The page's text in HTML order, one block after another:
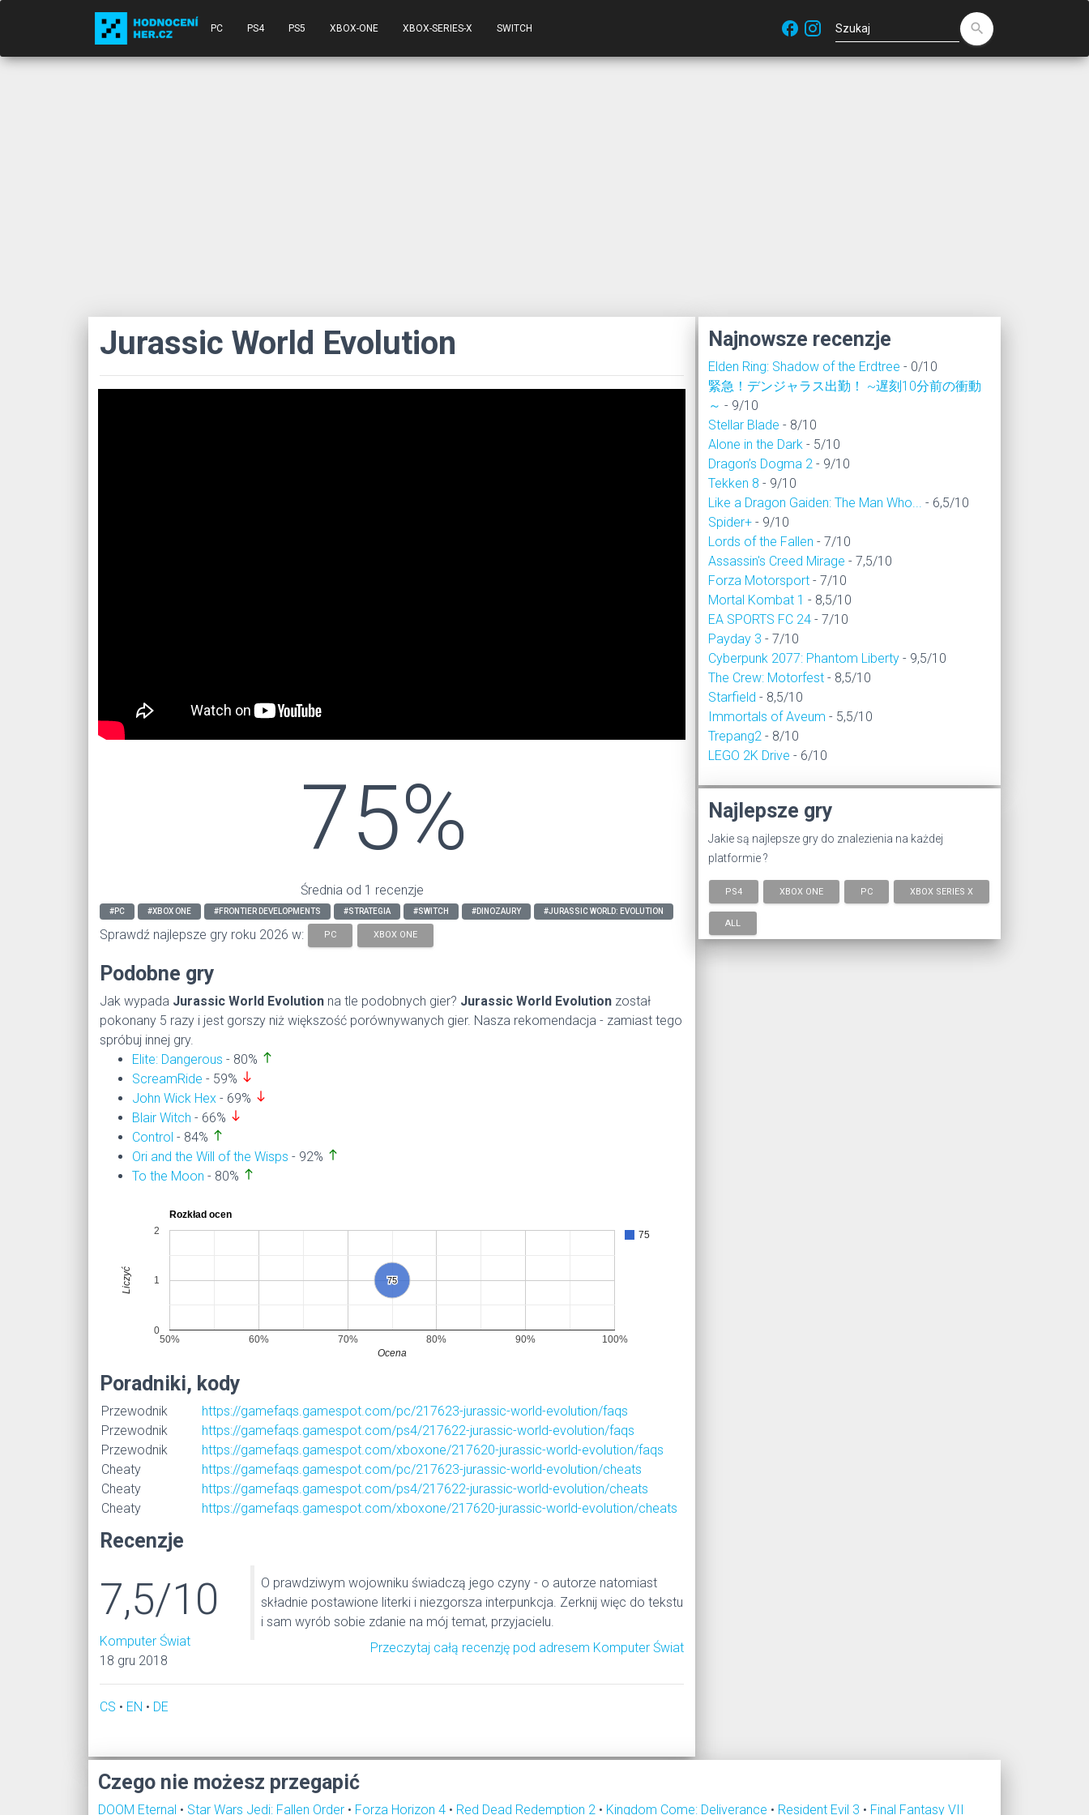
PC PS4 PS5 XBOX-ONE XBOX-SERIES-X SWITCH facebook search
Jurassic World Evolution
75%
Średnia od 1 recenzje
#PC #XBOX ONE #FRONTIER DEVELOPMENTS #STRATEGIA #SWITCH #DINOZAURY #JURASSIC WORLD: EVOLUTION
Sprawdź najlepsze gry roku 2026 w: PC XBOX ONE
Podobne gry
Jak wypada Jurassic World Evolution na tle podobnych gier? Jurassic World Evolution został
pokonany 5 razy i jest gorszy niż większość porównywanych gier. Nasza rekomendacja - zamiast tego
spróbuj innej gry.
Elite: Dangerous - 80% north
ScreamRide - 59% south
John Wick Hex - 69% south
Blair Witch - 66% south
Control - 84% north
Ori and the Will of the Wisps - 92% north
To the Moon - 80% north
Rozkład ocen
75
75
75
50% 60% 70% 80% 90% 100%
0
1
2
Ocena
Liczyć
Poradniki, kody
Przewodnik
https://gamefaqs.gamespot.com/pc/217623-jurassic-world-evolution/faqs
Przewodnik
https://gamefaqs.gamespot.com/ps4/217622-jurassic-world-evolution/faqs
Przewodnik
https://gamefaqs.gamespot.com/xboxone/217620-jurassic-world-evolution/faqs
Cheaty
https://gamefaqs.gamespot.com/pc/217623-jurassic-world-evolution/cheats
Cheaty
https://gamefaqs.gamespot.com/ps4/217622-jurassic-world-evolution/cheats
Cheaty
https://gamefaqs.gamespot.com/xboxone/217620-jurassic-world-evolution/cheats
Recenzje
7,5/10
Komputer Świat
18 gru 2018
O prawdziwym wojowniku świadczą jego czyny - o autorze natomiast
składnie postawione literki i niezgorsza interpunkcja. Zerknij więc do tekstu
i sam wyrób sobie zdanie na mój temat, przyjacielu.
Przeczytaj całą recenzję pod adresem Komputer Świat
CS • EN • DE
Najnowsze recenzje
Elden Ring: Shadow of the Erdtree - 0/10
緊急！デンジャラス出勤！ ~遅刻10分前の衝動
～ - 9/10
Stellar Blade - 8/10
Alone in the Dark - 5/10
Dragon’s Dogma 2 - 9/10
Tekken 8 - 9/10
Like a Dragon Gaiden: The Man Who... - 6,5/10
Spider+ - 9/10
Lords of the Fallen - 7/10
Assassin's Creed Mirage - 7,5/10
Forza Motorsport - 7/10
Mortal Kombat 1 - 8,5/10
EA SPORTS FC 24 - 7/10
Payday 3 - 7/10
Cyberpunk 2077: Phantom Liberty - 9,5/10
The Crew: Motorfest - 8,5/10
Starfield - 8,5/10
Immortals of Aveum - 5,5/10
Trepang2 - 8/10
LEGO 2K Drive - 6/10
Najlepsze gry
Jakie są najlepsze gry do znalezienia na każdej
platformie ?
PS4 XBOX ONE PC XBOX SERIES X
ALL
Czego nie możesz przegapić
DOOM Eternal • Star Wars Jedi: Fallen Order • Forza Horizon 4 • Red Dead Redemption 2 • Kingdom Come: Deliverance • Resident Evil 3 • Final Fantasy VII